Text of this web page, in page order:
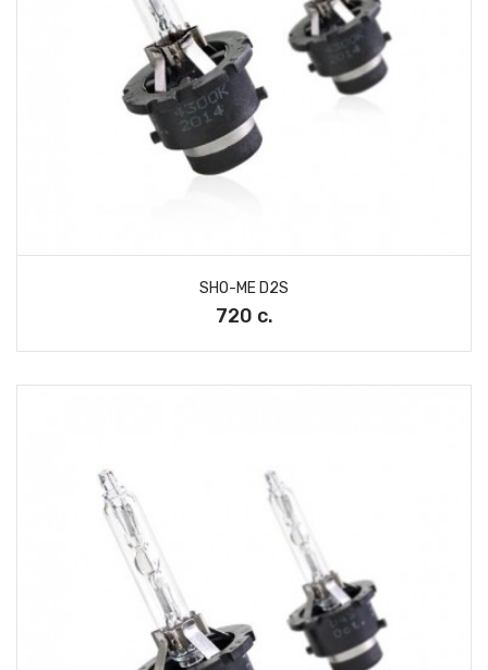
SHO-ME D2S
720 с.